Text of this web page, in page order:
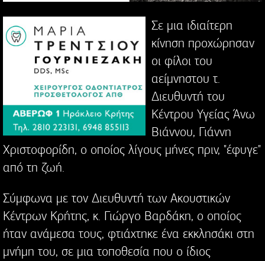
Σε μια ιδιαίτερη
κίνηση προχώρησαν
οι φίλοι του
αείμνηστου τ.
Διευθυντή του
Κέντρου Υγείας Άνω
Βιάννου, Γιάννη
Χριστοφορίδη, ο οποίος λίγους μήνες πριν, "έφυγε"
από τη ζωή.
Σύμφωνα με τον Διευθυντή των Ακουστικών
Κέντρων Κρήτης, κ. Γιώργο Βαρδάκη, ο οποίος
ήταν ανάμεσα τους, φτιάχτηκε ένα εκκλησάκι στη
μνήμη του, σε μια τοποθεσία που ο ίδιος